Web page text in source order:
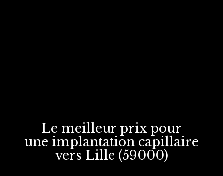
Le meilleur prix pour
une implantation capillaire
vers Lille (59000)